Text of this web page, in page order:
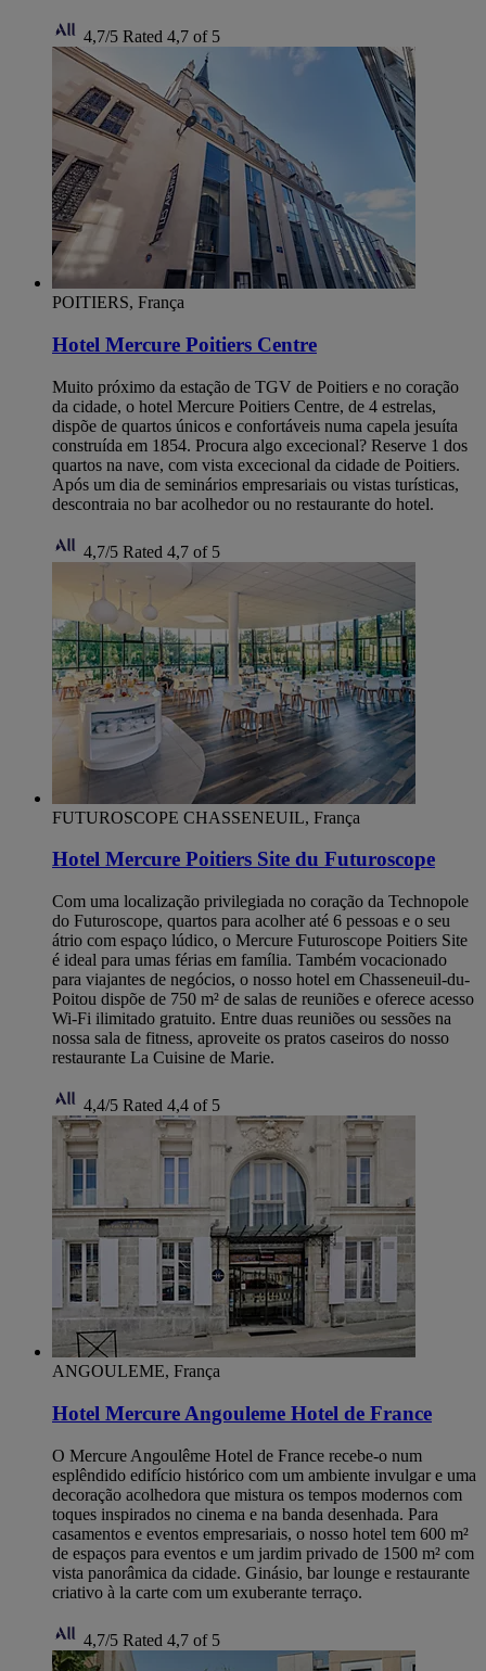
4,7/5 Rated 4,7 of 5
POITIERS, França
Hotel Mercure Poitiers Centre
Muito próximo da estação de TGV de Poitiers e no coração
da cidade, o hotel Mercure Poitiers Centre, de 4 estrelas,
dispõe de quartos únicos e confortáveis numa capela jesuíta
construída em 1854. Procura algo excecional? Reserve 1 dos
quartos na nave, com vista excecional da cidade de Poitiers.
Após um dia de seminários empresariais ou vistas turísticas,
descontraia no bar acolhedor ou no restaurante do hotel.
4,7/5 Rated 4,7 of 5
FUTUROSCOPE CHASSENEUIL, França
Hotel Mercure Poitiers Site du Futuroscope
Com uma localização privilegiada no coração da Technopole
do Futuroscope, quartos para acolher até 6 pessoas e o seu
átrio com espaço lúdico, o Mercure Futuroscope Poitiers Site
é ideal para umas férias em família. Também vocacionado
para viajantes de negócios, o nosso hotel em Chasseneuil-du-
Poitou dispõe de 750 m² de salas de reuniões e oferece acesso
Wi-Fi ilimitado gratuito. Entre duas reuniões ou sessões na
nossa sala de fitness, aproveite os pratos caseiros do nosso
restaurante La Cuisine de Marie.
4,4/5 Rated 4,4 of 5
ANGOULEME, França
Hotel Mercure Angouleme Hotel de France
O Mercure Angoulême Hotel de France recebe-o num
esplêndido edifício histórico com um ambiente invulgar e uma
decoração acolhedora que mistura os tempos modernos com
toques inspirados no cinema e na banda desenhada. Para
casamentos e eventos empresariais, o nosso hotel tem 600 m²
de espaços para eventos e um jardim privado de 1500 m² com
vista panorâmica da cidade. Ginásio, bar lounge e restaurante
criativo à la carte com um exuberante terraço.
4,7/5 Rated 4,7 of 5